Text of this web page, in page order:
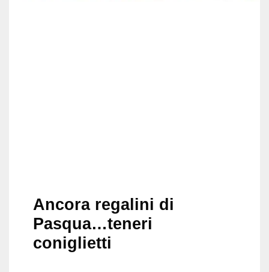
Ancora regalini di
Pasqua…teneri
coniglietti